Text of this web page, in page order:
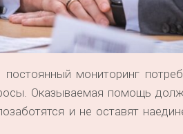
мониторинг
Оказываемая помощь
и не оставят